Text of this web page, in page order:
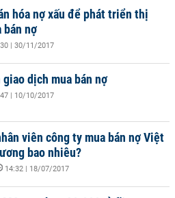
hóa nợ xấu để phát triển thị
bán nợ
| 30/11/2017
giao dịch mua bán nợ
| 10/10/2017
viên công ty mua bán nợ Việt
bao nhiêu?
14:32 | 18/07/2017